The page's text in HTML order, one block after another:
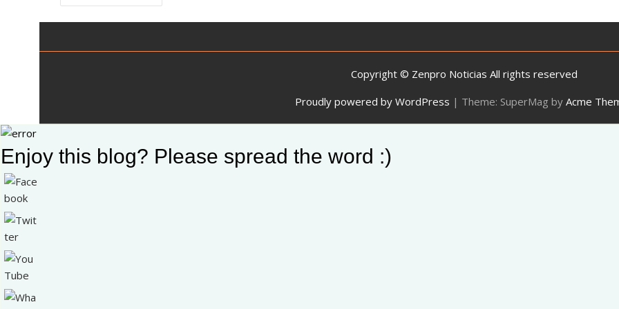
de
entradas
Copyright © Zenpro Noticias All rights reserved
Proudly powered by WordPress | Theme: SuperMag by Acme
Enjoy this blog? Please spread the word :)